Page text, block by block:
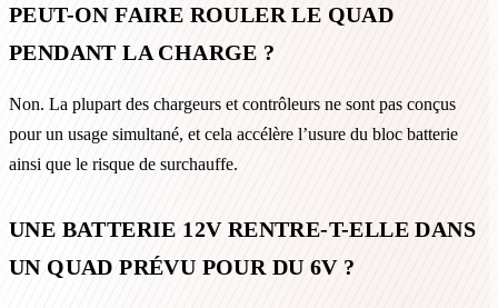
PEUT-ON FAIRE ROULER LE QUAD
PENDANT LA CHARGE ?
Non. La plupart des chargeurs et contrôleurs ne sont pas conçus
pour un usage simultané, et cela accélère l’usure du bloc batterie
ainsi que le risque de surchauffe.
UNE BATTERIE 12V RENTRE-T-ELLE DANS
UN QUAD PRÉVU POUR DU 6V ?